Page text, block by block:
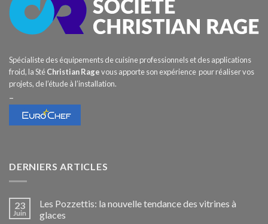
Spécialiste des équipements de cuisine professionnels et des applications
froid, la StéChristian Ragevous apporte son expérience pour réaliser vos
projets, de l’étude à l’installation.
–
DERNIERS ARTICLES
23
Juin
Les Pozzettis: la nouvelle tendance des vitrines à
glaces